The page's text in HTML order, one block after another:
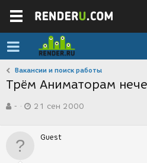
Вакансии и поиск работы
Трём Аниматорам
в
р
-
а
21 сен 2000
Guest